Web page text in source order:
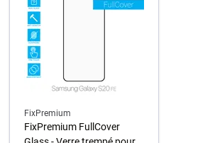
FixPremium
FixPremium FullCover